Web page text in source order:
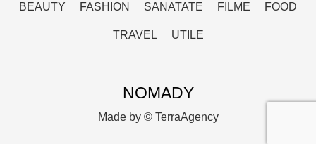
BEAUTY FASHION SANATATE FILME FOOD
TRAVEL UTILE
NOMADY
Made by © TerraAgency